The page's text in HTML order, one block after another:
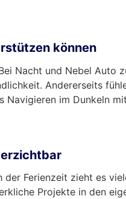
können
Nacht und Nebel Auto
Andererseits
Navigieren im Dunkeln
Ferienzeit zieht es
Projekte in den